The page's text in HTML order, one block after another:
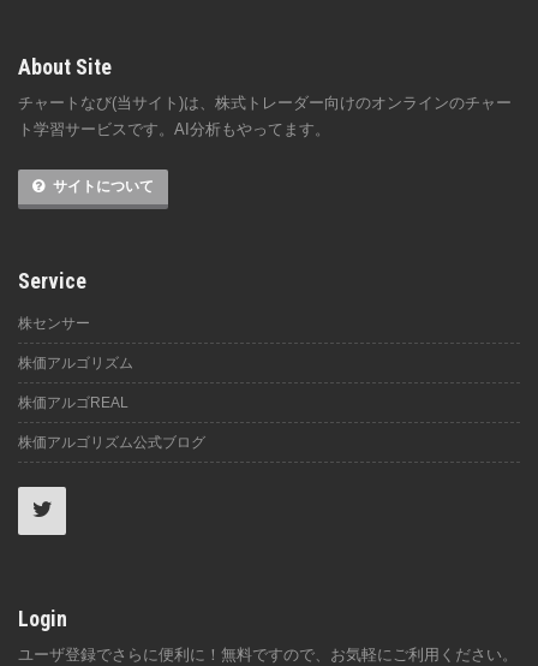
About Site
チャートなび(当サイト)は、株式トレーダー向けのオンラインのチャー
ト学習サービスです。AI分析もやってます。
サイトについて
Service
株センサー
株価アルゴリズム
株価アルゴREAL
株価アルゴリズム公式ブログ
Login
ユーザ登録でさらに便利に！無料ですので、お気軽にご利用ください。